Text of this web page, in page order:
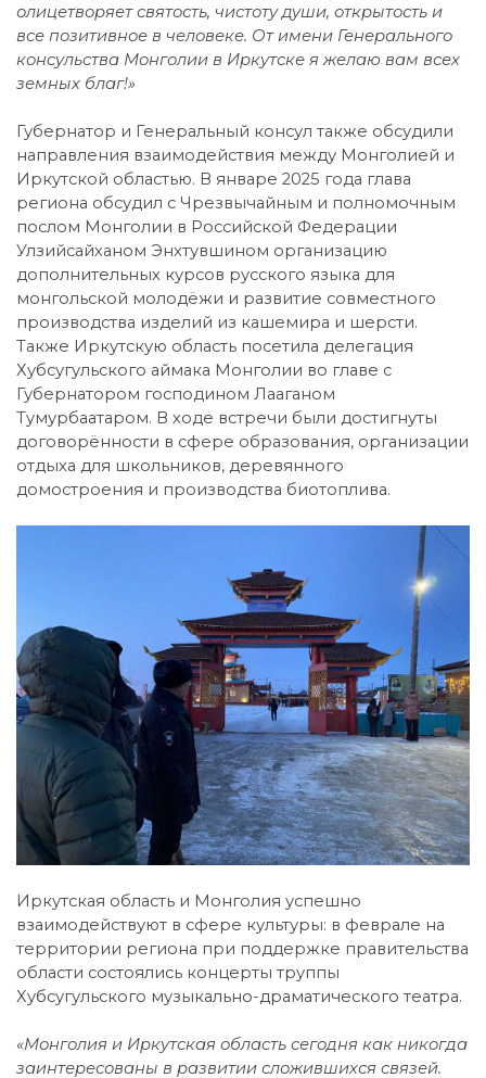
олицетворяет святость, чистоту души, открытость и
все позитивное в человеке. От имени Генерального
консульства Монголии в Иркутске я желаю вам всех
земных благ!»
Губернатор и Генеральный консул также обсудили
направления взаимодействия между Монголией и
Иркутской областью. В январе 2025 года глава
региона обсудил с Чрезвычайным и полномочным
послом Монголии в Российской Федерации
Улзийсайханом Энхтувшином организацию
дополнительных курсов русского языка для
монгольской молодёжи и развитие совместного
производства изделий из кашемира и шерсти.
Также Иркутскую область посетила делегация
Хубсугульского аймака Монголии во главе с
Губернатором господином Лааганом
Тумурбаатаром. В ходе встречи были достигнуты
договорённости в сфере образования, организации
отдыха для школьников, деревянного
домостроения и производства биотоплива.
Иркутская область и Монголия успешно
взаимодействуют в сфере культуры: в феврале на
территории региона при поддержке правительства
области состоялись концерты труппы
Хубсугульского музыкально-драматического театра.
«Монголия и Иркутская область сегодня как никогда
заинтересованы в развитии сложившихся связей.